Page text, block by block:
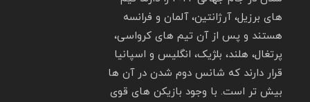
های برزیل، آرژانتین، آلمان و فرانسه
هستند و پس از آن تیم های کرواسی،
پرتغال، هلند، بلژیک، انگلیس و اسپانیا
قرار دارند که شانس دوم شدن در آن ها
بیش تر است. با وجود بازیکن های قوی